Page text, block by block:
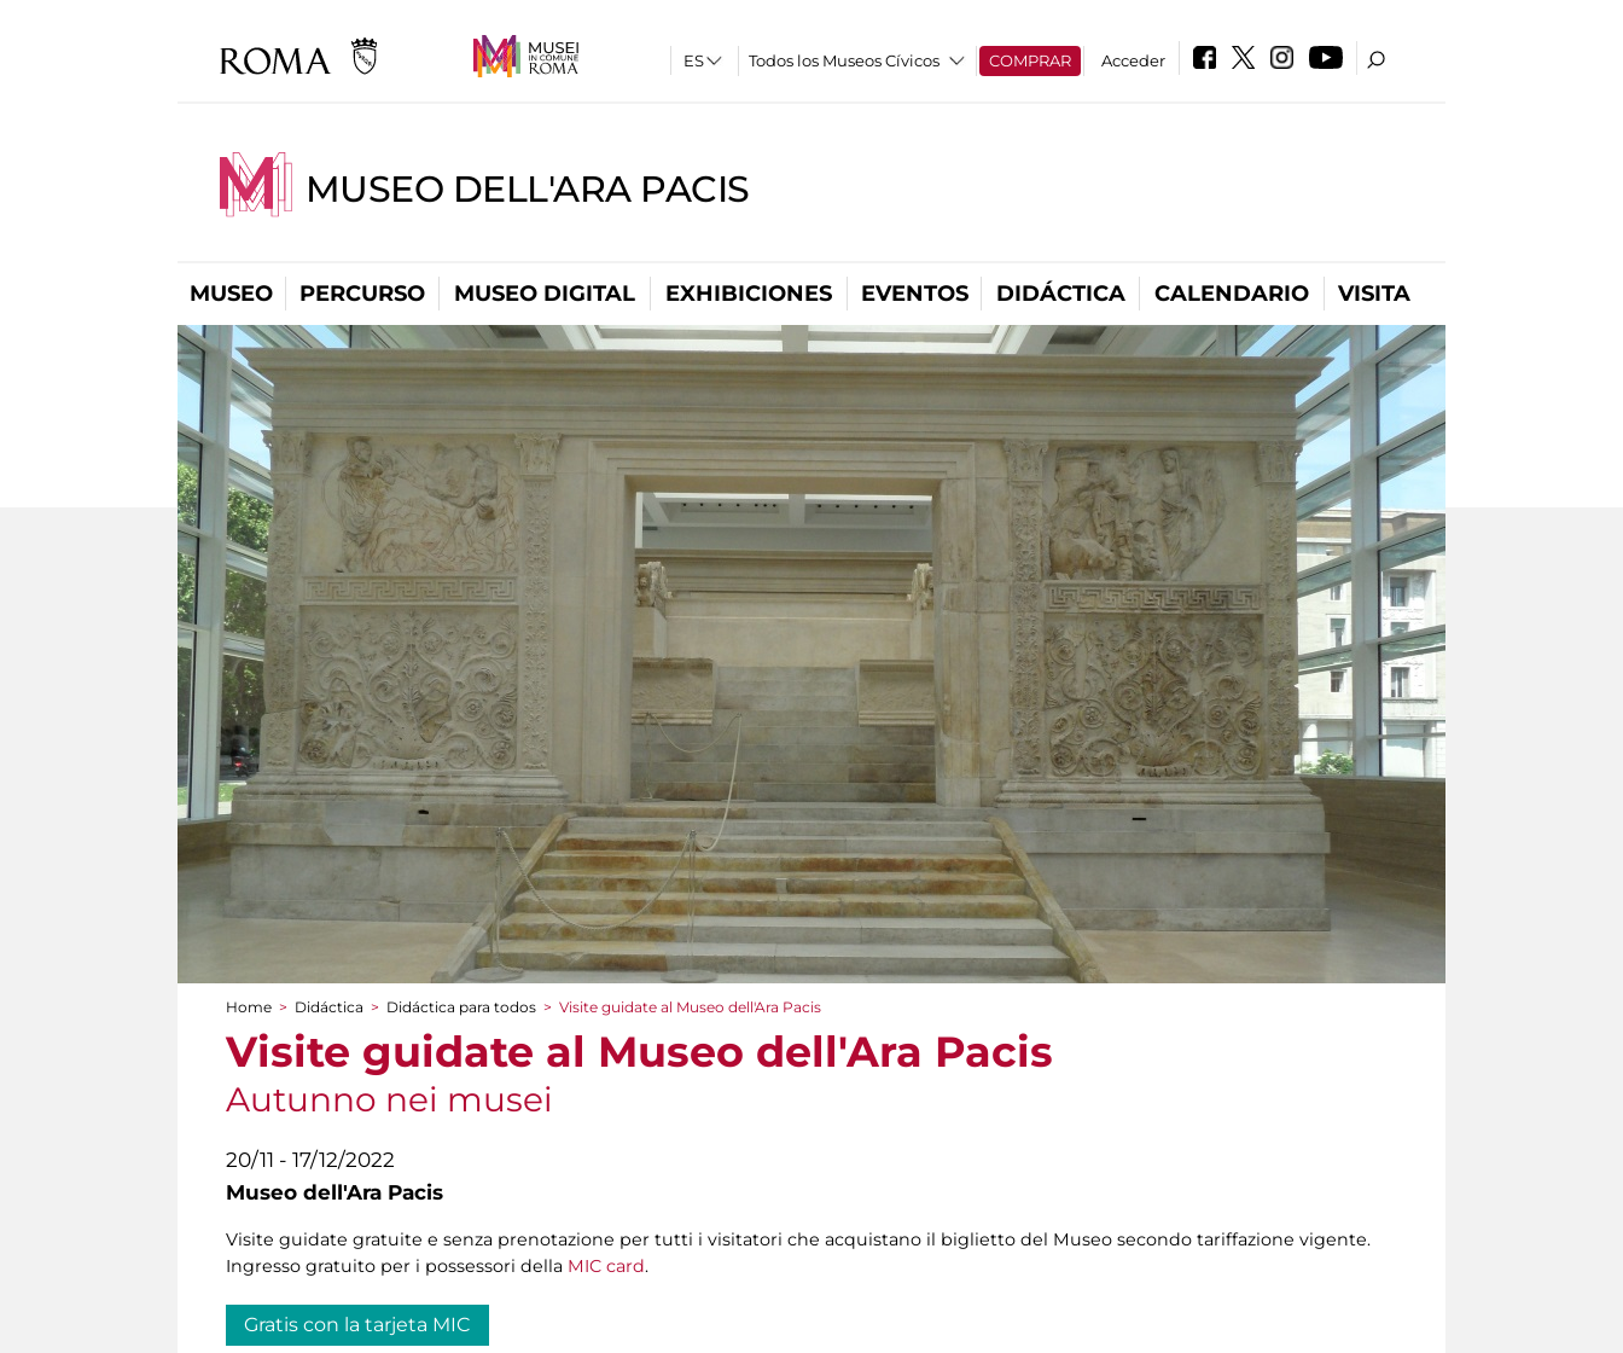
Todos los Museos Cívicos COMPRAR Acceder
MUSEO DELL'ARA PACIS
MUSEO PERCURSO MUSEO DIGITAL EXHIBICIONES EVENTOS DIDÁCTICA CALENDARIO VISITA
You are here
Home > Didáctica > Didáctica para todos > Visite guidate al Museo dell'Ara Pacis
Visite guidate al Museo dell'Ara Pacis
Autunno nei musei
20/11 - 17/12/2022
Museo dell'Ara Pacis
Visite guidate gratuite e senza prenotazione per tutti i visitatori che acquistano il biglietto del Museo secondo tariffazione vigente.
Ingresso gratuito per i possessori della MIC card.
Gratis con la tarjeta MIC